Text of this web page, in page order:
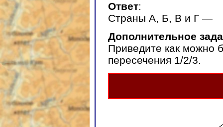
Ответ:
Страны А, Б, В и Г —
Дополнительное
Приведите как можно
пересечения 1/2/3.